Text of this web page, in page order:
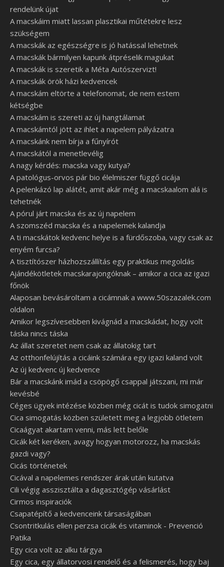
rendelünk újat
A macskáim miatt lassan plasztikai műtétekre lesz
szükségem
A macskák az egészségre is jó hatással lehetnek
A macskák bármilyen kapunk átpréselik magukat
A macskák is szeretik a Méta Autószervizt!
A macskák örök házi kedvencek
A macskám eltörte a telefonomat, de nem estem
kétségbe
A macskám is szereti az új hangtálamat
A macskámtól jött az ihlet a napelem pályázatra
A macskánk nem bírja a fűnyírót
A macskától a menetlevélig
A nagy kérdés: macska vagy kutya?
A patológus-orvos pár bio élelmiszer függő cicája
A pelenkázó lap alátét, amit akár még a macskaalom alá is
tehetnék
A pórul járt macska és az új napelem
A szomszéd macska és a napelemek kalandja
A ti macskátok kedvenc helye is a fürdőszoba, vagy csak az
enyém furcsa?
A tisztítószer házhozszállítás egy praktikus megoldás
Ajándékötletek macskarajongóknak – amikor a cica az igazi
főnök
Alaposan bevásároltam a cicámnak a www.50szazalek.com
oldalon
Amikor legszívesebben kivágnád a macskádat, hogy volt
táska nincs táska
Az állat szeretet nem csak az állatokig tart
Az otthonfelújítás a cicáink számára egy igazi kaland volt
Az új kedvenc új kedvence
Bár a macskánk imád a csöpögő csappal játszani, mi már
kevésbé
Céges ügyek intézése közben még cicát is tudok simogatni
Cica simogatás közben született meg a legjobb ötletem
Cicaágyat akartam venni, más lett belőle
Cicák két keréken, avagy hogyan motorozz, ha macskás
gazdi vagy?
Cicás történetek
Cicával a napelemes rendszer árak után kutatva
Cili végig asszisztálta a dagasztógép vásárlást
Cirmos inspiraciók
Csapatépítő a kedvenceink társaságában
Csontritkulás ellen perzsa cicák és vitaminok - Prevenció
Patika
Egy cica volt az alku tárgya
Egy cica, egy állatorvosi rendelő és a felismerés, hogy baj